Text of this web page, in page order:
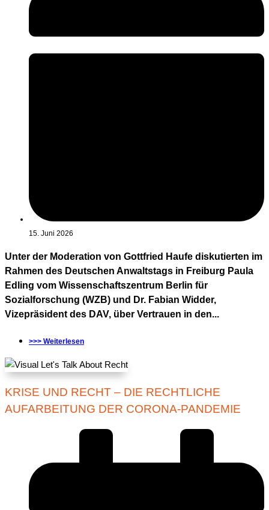
15. Juni 2026
Unter der Moderation von Gottfried Haufe diskutierten im
Rahmen des Deutschen Anwaltstags in Freiburg Paula
Edling vom Wissenschaftszentrum Berlin für
Sozialforschung (WZB) und Dr. Fabian Widder,
Vizepräsident des DAV, über Vertrauen in den...
>>> Weiterlesen
KRISE UND RECHT – DIE RECHTLICHE
AUFARBEITUNG DER CORONA-PANDEMIE